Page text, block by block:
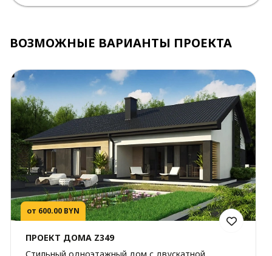
ВОЗМОЖНЫЕ ВАРИАНТЫ ПРОЕКТА
от 600.00 BYN
ПРОЕКТ ДОМА Z349
Стильный одноэтажный дом с двускатной